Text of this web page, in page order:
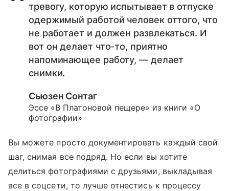
тревогу, которую испытывает в отпуске
одержимый работой человек оттого, что
не работает и должен развлекаться. И
вот он делает что-то, приятно
напоминающее работу, — делает
снимки.
Сьюзен Сонтаг
Эссе «В Платоновой пещере» из книги «О
фотографии»
Вы можете просто документировать каждый свой
шаг, снимая все подряд. Но если вы хотите
делиться фотографиями с друзьями, выкладывая
все в соцсети, то лучше отнестись к процессу